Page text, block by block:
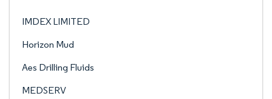
IMDEX LIMITED
Horizon Mud
Aes Drilling Fluids
MEDSERV